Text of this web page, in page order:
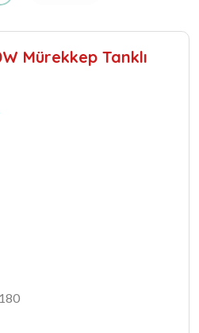
Mürekkep Tanklı